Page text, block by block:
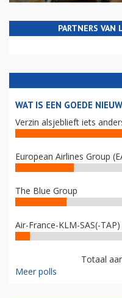
PARTNERS VAN
WAT IS EEN GOEDE
Verzin alsjeblieft iets
European Airlines Group
The Blue Group
Air-France-KLM-SAS(-TAP)
Totaal
Meer polls